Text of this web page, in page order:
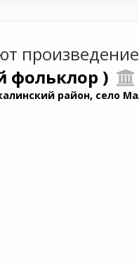
произведение
фольклор )
район, село